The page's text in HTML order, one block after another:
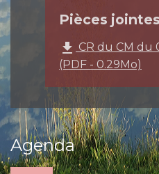
Pièces jointes
file_download CR du CM du
(PDF - 0.29Mo)
Agenda